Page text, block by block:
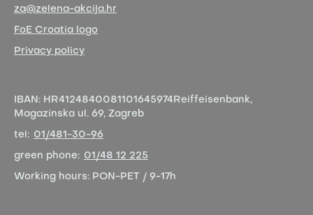
za@zelena-akcija.hr
FoE Croatia logo
Privacy policy
IBAN: HR4124840081101645974 Reiffeisenbank,
Magazinska ul. 69, Zagreb
tel: 01/481-30-96
green phone: 01/48 12 225
Working hours: PON-PET / 9-17h